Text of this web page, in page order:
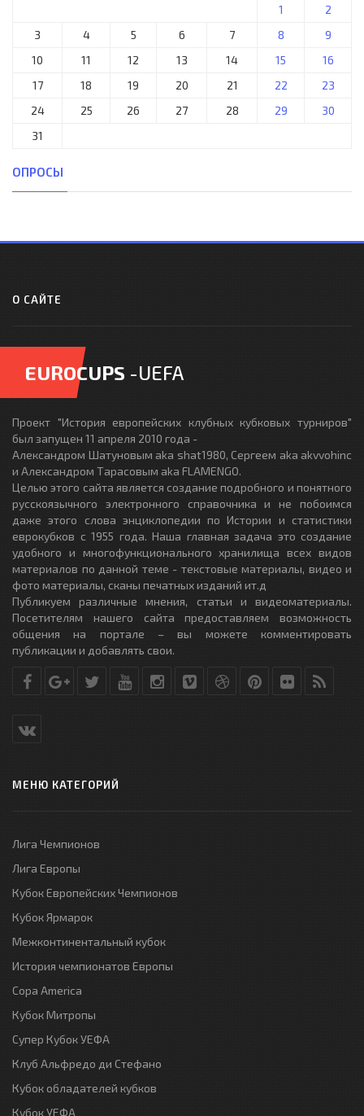
1
2
3
4 5 6 7 8
9
10
11 12 13 14 15
16
17
18 19 20 21 22
23
24
25 26 27 28 29
30
31
ОПРОСЫ
О САЙТЕ
EUROCUPS -UEFA
Проект "История европейских клубных кубковых турниров"
был запущен 11 апреля 2010 года -
Александром Шатуновым aka shat1980, Сергеем aka akvvohinc
и Александром Тарасовым aka FLAMENGO.
Целью этого сайта является создание подробного и понятного
русскоязычного электронного справочника и не побоимся
даже этого слова энциклопедии по Истории и статистики
еврокубков с 1955 года. Наша главная задача это создание
удобного и многофункционального хранилища всех видов
материалов по данной теме - текстовые материалы, видео и
фото материалы, сканы печатных изданий ит.д
Публикуем различные мнения, статьи и видеоматериалы.
Посетителям нашего сайта предоставляем возможность
общения на портале – вы можете комментировать
публикации и добавлять свои.
МЕНЮ КАТЕГОРИЙ
Лига Чемпионов
Лига Европы
Кубок Европейских Чемпионов
Кубок Ярмарок
Межконтинентальный кубок
История чемпионатов Европы
Copa America
Кубок Митропы
Супер Кубок УЕФА
Клуб Альфредо ди Стефано
Кубок обладателей кубков
Кубок УЕФА